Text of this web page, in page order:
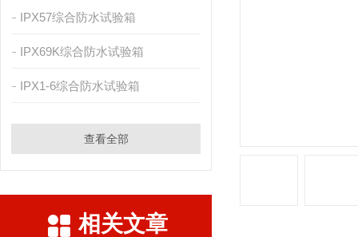
IPX57综合防水试验箱
IPX69K综合防水试验箱
IPX1-6综合防水试验箱
查看全部
相关文章